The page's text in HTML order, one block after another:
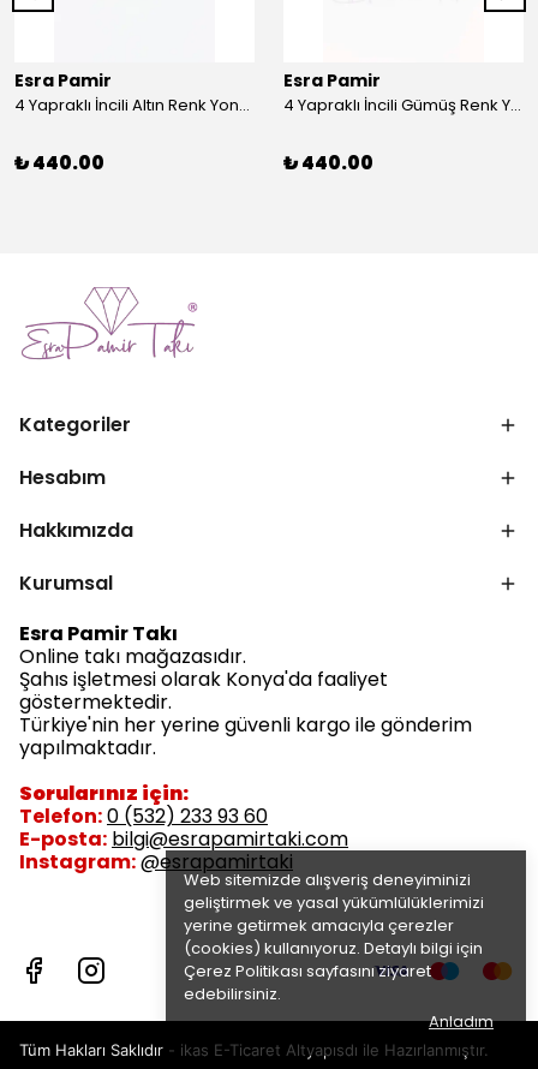
Web sitemizde alışveriş deneyiminizi
geliştirmek ve yasal yükümlülüklerimizi
yerine getirmek amacıyla çerezler
(cookies) kullanıyoruz. Detaylı bilgi için
Çerez Politikası sayfasını ziyaret
edebilirsiniz.
Anladım
Esra Pamir
4 Yapraklı İncili Altın Renk Yonca Broş
₺ 440.00
Esra Pamir
4 Yapraklı İncili Gümüş Renk Yonca Broş
₺ 440.00
Kategoriler
Hesabım
Hakkımızda
Kurumsal
Esra Pamir Takı
Online takı mağazasıdır.
Şahıs işletmesi olarak Konya'da faaliyet
göstermektedir.
Türkiye'nin her yerine güvenli kargo ile gönderim
yapılmaktadır.
Sorularınız için:
Telefon:0 (532) 233 93 60
E-posta: bilgi@esrapamirtaki.com
Instagram:@esrapamirtaki
Tüm Hakları Saklıdır - ikas E-Ticaret Altyapısdı ile Hazırlanmıştır.